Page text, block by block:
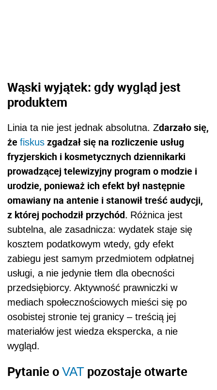
Wąski wyjątek: gdy wygląd jest
produktem
Linia ta nie jest jednak absolutna. Zdarzało się,
że fiskus zgadzał się na rozliczenie usług
fryzjerskich i kosmetycznych dziennikarki
prowadzącej telewizyjny program o modzie i
urodzie, ponieważ ich efekt był następnie
omawiany na antenie i stanowił treść audycji,
z której pochodził przychód. Różnica jest
subtelna, ale zasadnicza: wydatek staje się
kosztem podatkowym wtedy, gdy efekt
zabiegu jest samym przedmiotem odpłatnej
usługi, a nie jedynie tłem dla obecności
przedsiębiorcy. Aktywność prawniczki w
mediach społecznościowych mieści się po
osobistej stronie tej granicy – treścią jej
materiałów jest wiedza ekspercka, a nie
wygląd.
Pytanie o VAT pozostaje otwarte